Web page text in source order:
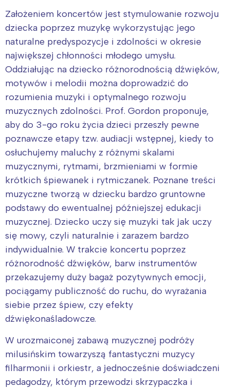
Założeniem koncertów jest stymulowanie rozwoju
dziecka poprzez muzykę wykorzystując jego
naturalne predyspozycje i zdolności w okresie
największej chłonności młodego umysłu.
Oddziałując na dziecko różnorodnością dźwięków,
motywów i melodii można doprowadzić do
rozumienia muzyki i optymalnego rozwoju
muzycznych zdolności. Prof. Gordon proponuje,
aby do 3-go roku życia dzieci przeszły pewne
poznawcze etapy tzw. audiacji wstępnej, kiedy to
osłuchujemy maluchy z różnymi skalami
muzycznymi, rytmami, brzmieniami w formie
krótkich śpiewanek i rytmiczanek. Poznane treści
muzyczne tworzą w dziecku bardzo gruntowne
podstawy do ewentualnej późniejszej edukacji
muzycznej. Dziecko uczy się muzyki tak jak uczy
się mowy, czyli naturalnie i zarazem bardzo
indywidualnie. W trakcie koncertu poprzez
różnorodność dźwięków, barw instrumentów
przekazujemy duży bagaż pozytywnych emocji,
pociągamy publiczność do ruchu, do wyrażania
siebie przez śpiew, czy efekty
dźwiękonaśladowcze.
W urozmaiconej zabawą muzycznej podróży
milusińskim towarzyszą fantastyczni muzycy
filharmonii i orkiestr, a jednocześnie doświadczeni
pedagodzy, którym przewodzi skrzypaczka i